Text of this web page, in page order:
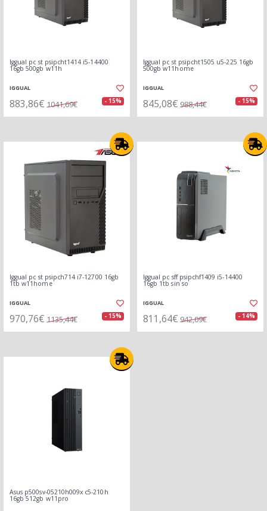
Iggual pc st psipcht1414 i5-14400
16gb 500gb w11h
IGGUAL
883,86€ 1041,69€ - 15%
Iggual pc st psipcht1505 u5-225 16gb
500gb w11home
IGGUAL
845,08€ 988,44€ - 15%
Iggual pc st psipch714 i7-12700 16gb
1tb w11home
IGGUAL
970,76€ 1135,44€ - 15%
Iggual pc sff psipchf1409 i5-14400
16gb 1tb sin so
IGGUAL
811,64€ 942,09€ - 14%
Asus p500sv-05210h009x c5-210h
16gb 512gb w11pro